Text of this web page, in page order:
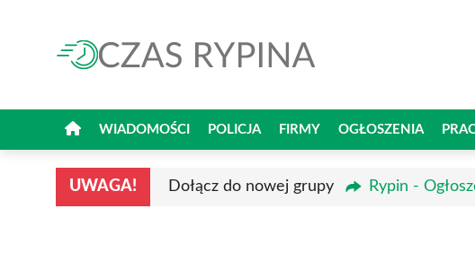
WIADOMOŚCI POLICJA FIRMY OGŁOSZENIA
UWAGA! Dołącz do nowej grupy Rypin -